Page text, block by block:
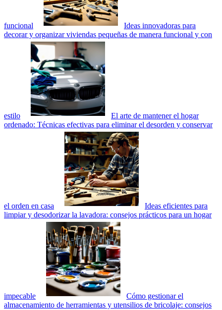
funcional
Ideas innovadoras para
decorar y organizar viviendas pequeñas de manera funcional y con
estilo
El arte de mantener el hogar
ordenado: Técnicas efectivas para eliminar el desorden y conservar
el orden en casa
Ideas eficientes para
limpiar y desodorizar la lavadora: consejos prácticos para un hogar
impecable
Cómo gestionar el
almacenamiento de herramientas y utensilios de bricolaje: consejos